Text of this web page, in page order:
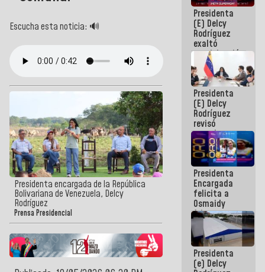
Escucha esta noticia: 🔊
Presidenta encargada de la República
Bolivariana de Venezuela, Delcy
Rodríguez
Prensa Presidencial
Presidenta
(E) Delcy
Rodríguez
exaltó
participación
de
Venezuela
en Juegos
Centroamericanos
y del Caribe
2026
Presidenta
(E) Delcy
Rodríguez
revisó
agenda
económica y
ejecución de
fondos de
emergencia
post-sismos
Presidenta
Encargada
felicita a
Osmaidy
Arias y
Giraly
Marcano por
hacer
historia en
los
Presidenta
(e) Delcy